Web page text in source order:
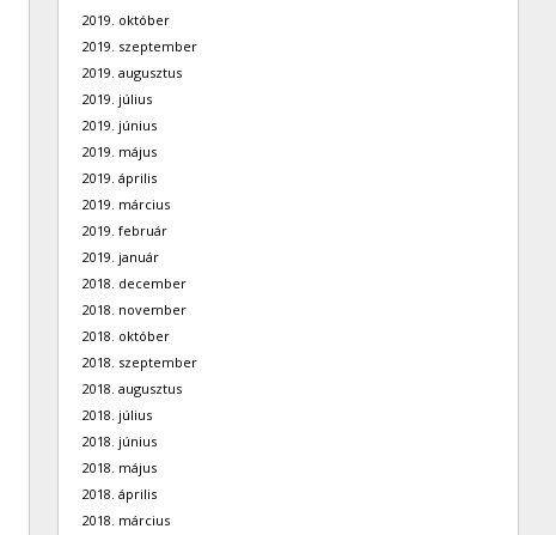
2019. október
2019. szeptember
2019. augusztus
2019. július
2019. június
2019. május
2019. április
2019. március
2019. február
2019. január
2018. december
2018. november
2018. október
2018. szeptember
2018. augusztus
2018. július
2018. június
2018. május
2018. április
2018. március